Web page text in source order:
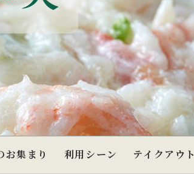
お集まり 利用シーン テイクアウト